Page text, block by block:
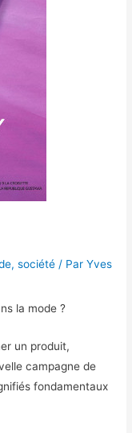
,société / ParYves
la mode ?
un produit,
campagne de
fondamentaux